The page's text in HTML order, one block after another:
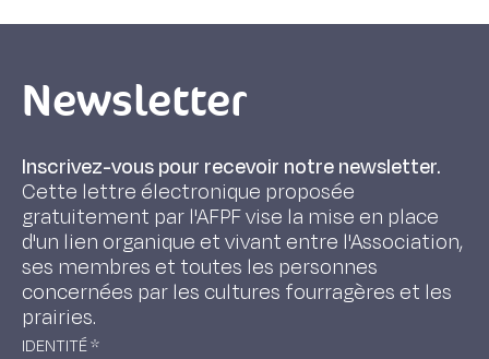
Newsletter
Inscrivez-vous pour recevoir notre newsletter.
Cette lettre électronique proposée
gratuitement par l'AFPF vise la mise en place
d'un lien organique et vivant entre l'Association,
ses membres et toutes les personnes
concernées par les cultures fourragères et les
prairies.
IDENTITÉ*